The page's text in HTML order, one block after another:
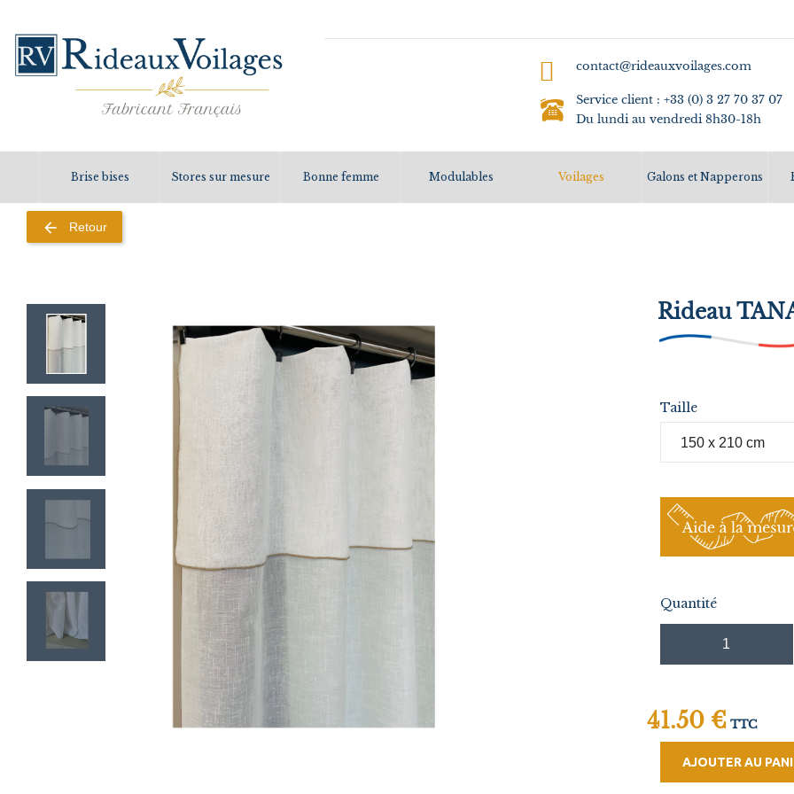
contact@rideauxvoilages.com
Service client : +33 (0) 3 27 70 37 07
Du lundi au vendredi 8h30-18h
Brise bises Stores sur mesure Bonne femme Modulables Voilages Galons et Napperons
arrow_back Retour
Rideau
Taille
Quantité
41.50 €TTC
AJOUTER AU